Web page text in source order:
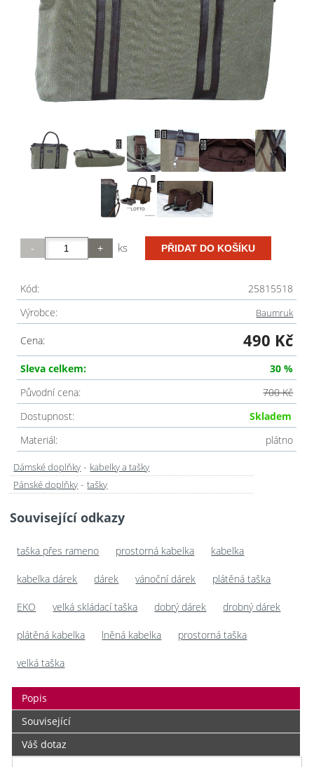
ks
Kód:
25815518
Výrobce:
Baumruk
Cena: 490 Kč
Sleva celkem:
30 %
Původní cena:
700 Kč
Dostupnost:
Skladem
Materiál:
plátno
Dámské doplňky - kabelky a tašky
Pánské doplňky -tašky
Související odkazy
taška přes rameno prostorná kabelka kabelka
kabelka dárek dárek vánoční dárek plátěná taška
EKO velká skládací taška dobrý dárek drobný dárek
plátěná kabelka lněná kabelka prostorná taška
velká taška
Popis
Související
Váš dotaz